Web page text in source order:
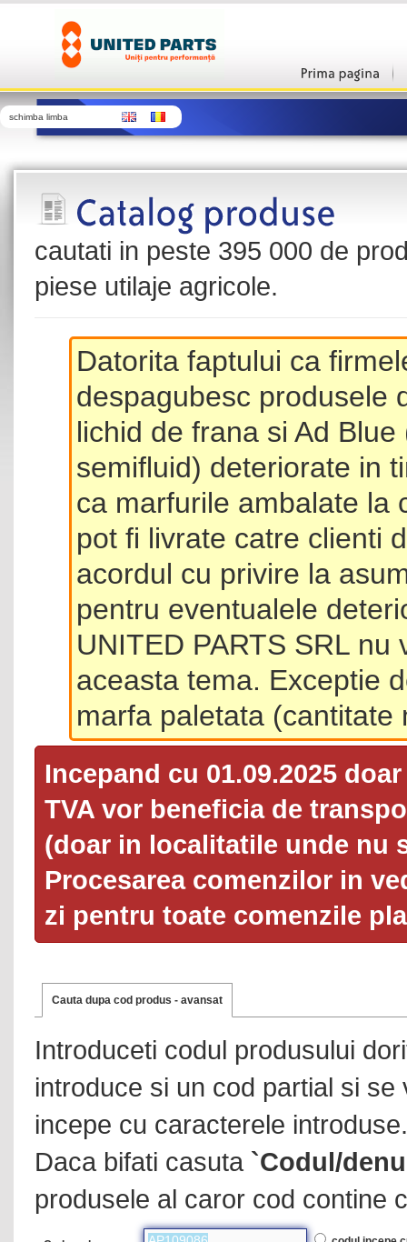
schimba limba
cautati in peste 395 000 de
piese utilaje agricole.
Datorita faptului ca
despagubesc produsele
lichid de frana si Ad
semifluid) deteriorate in
ca marfurile ambalate la
pot fi livrate catre clienti
acordul cu privire la
pentru eventualele
UNITED PARTS SRL
aceasta tema. Exceptie
marfa paletata (cantitate
Incepand cu 01.09.2025
TVA vor beneficia de
(doar in localitatile unde nu
Procesarea comenzilor in
zi pentru toate comenzile
Cauta dupa cod produs - avansat
Introduceti codul produsului
introduce si un cod partial si
incepe cu caracterele introduse.
Daca bifati casuta `Codul/
produsele al caror cod contine